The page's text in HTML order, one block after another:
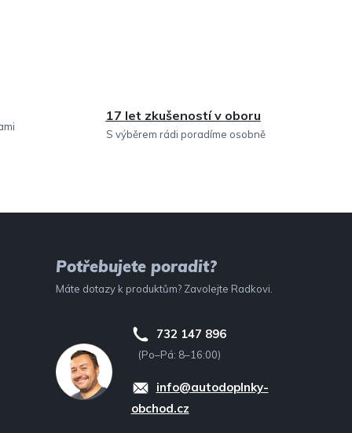
17 let zkušeností v oboru
S výběrem rádi poradíme osobně
Potřebujete poradit?
Máte dotazy k produktům? Zavolejte Radkovi.
732 147 896
(Po–Pá: 8–16:00)
info@autodoplnky-
obchod.cz